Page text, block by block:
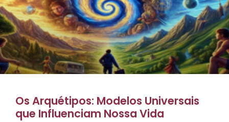
Os Arquétipos: Modelos Universais
que Influenciam Nossa Vida